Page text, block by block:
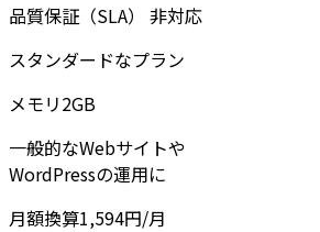
品質保証（SLA）
非対応
スタンダードなプラン
メモリ2GB
一般的なWebサイトや
WordPressの運用に
月額換算1,594円/月